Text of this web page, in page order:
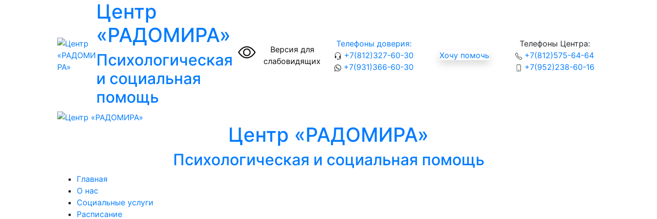
Центр
«РАДОМИРА»
Психологическая
и социальная
помощь
Версия для
слабовидящих
Телефоны доверия:
+7(812)327-60-30
+7(931)366-60-30
Хочу помочь
Телефоны Центра:
+7(812)575-64-64
+7(952)238-60-16
Центр «РАДОМИРА»
Психологическая и социальная помощь
Главная
О нас
Социальные услуги
Расписание